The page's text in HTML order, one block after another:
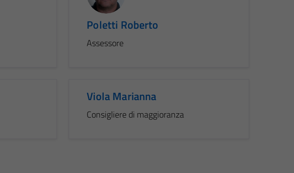
Poletti Roberto
Assessore
Viola Marianna
Consigliere di maggioranza